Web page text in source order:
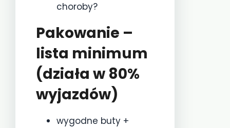
choroby?
Pakowanie –
lista minimum
(działa w 80%
wyjazdów)
wygodne buty +